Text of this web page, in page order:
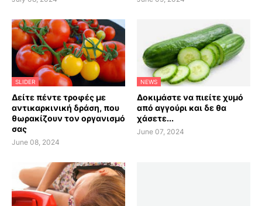
SLIDER
Δείτε πέντε τροφές με
αντικαρκινική δράση, που
θωρακίζουν τον οργανισμό
σας
June 08, 2024
NEWS
Δοκιμάστε να πιείτε χυμό
από αγγούρι και δε θα
χάσετε...
June 07, 2024